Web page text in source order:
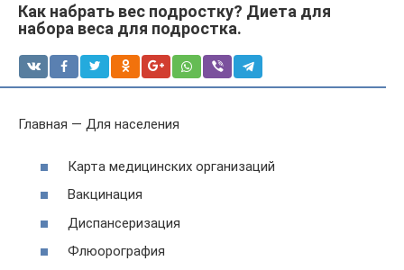
Как набрать вес подростку? Диета для
набора веса для подростка.
Главная — Для населения
Карта медицинских организаций
Вакцинация
Диспансеризация
Флюорография